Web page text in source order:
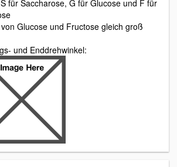
für Saccharose, G für Glucose und F für
Glucose und Fructose gleich groß
und Enddrehwinkel: